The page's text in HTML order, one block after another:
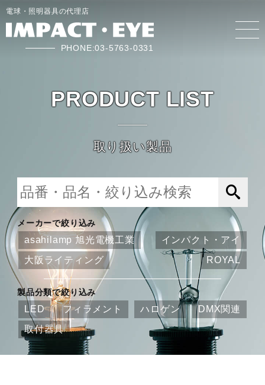
電球・照明器具の代理店
PHONE:03-5763-0331
PRODUCT LIST
取り扱い製品
メーカーで絞り込み
asahilamp 旭光電機工業
インパクト・アイ
大阪ライティング
ROYAL
製品分類で絞り込み
LED フィラメント ハロゲン
DMX関連
取付器具